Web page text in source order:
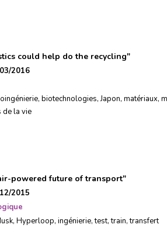
could help do the recycling"
2016
, biotechnologies,Japon, matériaux,
de la vie
powered future of transport"
2015
, Hyperloop, ingénierie,test,train,transfert